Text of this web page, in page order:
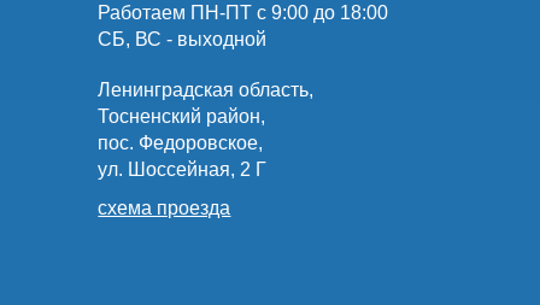
Работаем ПН-ПТ с 9:00 до 18:00
СБ, ВС - выходной
Ленинградская область,
Тосненский район,
пос. Федоровское,
ул. Шоссейная, 2 Г
схема проезда